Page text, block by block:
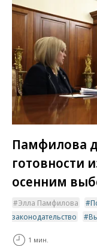
Памфилова
готовности
осенним
Элла Памфилова
законодательство
1 мин.